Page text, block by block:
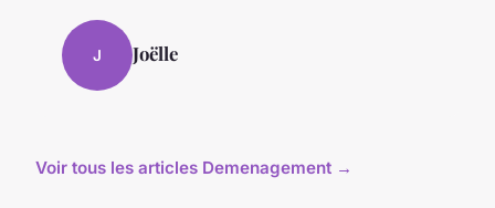
J Joëlle
Voir tous les articles Demenagement →